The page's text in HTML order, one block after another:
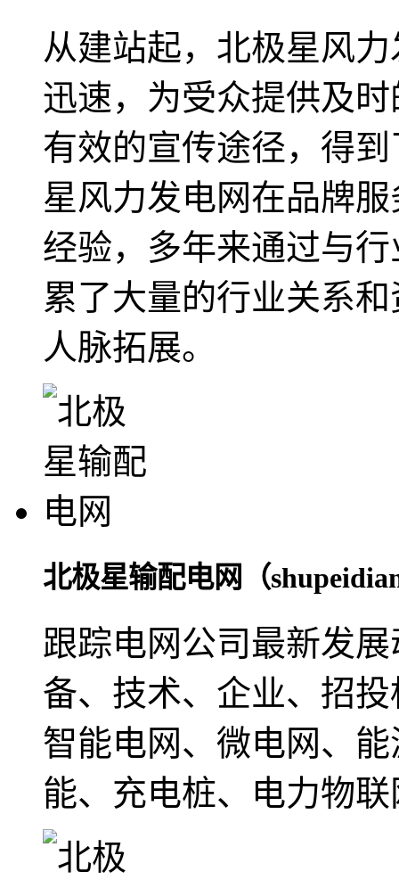
从建站起，北极星风
迅速，为受众提供及
有效的宣传途径，得
星风力发电网在品牌
经验，多年来通过与
累了大量的行业关系
人脉拓展。
北极星输配电网（
跟踪电网公司最新发
备、技术、企业、招
智能电网、微电网、
能、充电桩、电力物